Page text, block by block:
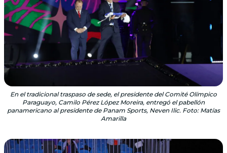
En el tradicional traspaso de sede, el presidente del Comité Olímpico
Paraguayo, Camilo Pérez López Moreira, entregó el pabellón
panamericano al presidente de Panam Sports, Neven Ilic. Foto: Matías
Amarilla